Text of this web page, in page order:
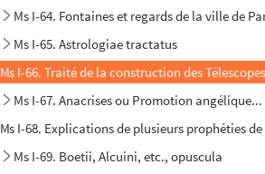
Ms I-64. Fontaines et regards de la ville de
Ms I-65. Astrologiae tractatus
Ms I-66. Traité de la construction des
Ms I-67. Anacrises ou Promotion
Ms I-68. Explications de plusieurs prophéties
Ms I-69. Boetii, Alcuini, etc., opuscula